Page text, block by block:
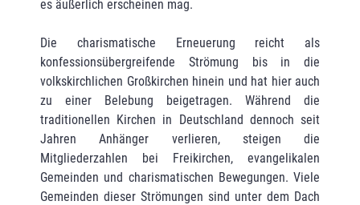
es äußerlich erscheinen mag.
Die charismatische Erneuerung reicht als
konfessionsübergreifende Strömung bis in die
volkskirchlichen Großkirchen hinein und hat hier auch
zu einer Belebung beigetragen. Während die
traditionellen Kirchen in Deutschland dennoch seit
Jahren Anhänger verlieren, steigen die
Mitgliederzahlen bei Freikirchen, evangelikalen
Gemeinden und charismatischen Bewegungen. Viele
Gemeinden dieser Strömungen sind unter dem Dach